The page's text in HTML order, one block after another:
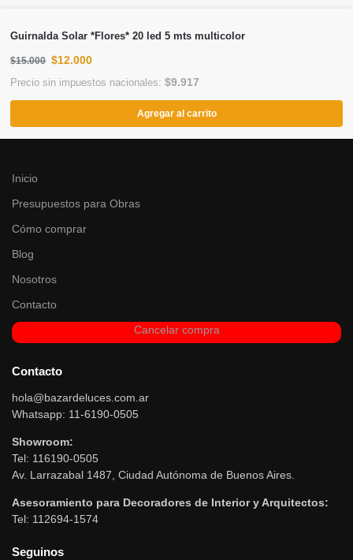
Guirnalda Solar *Flores* 20 led 5 mts multicolor
$15.000 $12.000
Precio sin impuestos nacionales:$9.917
Agregar al carrito
Inicio
Presupuestos para Obras
Cómo comprar
Blog
Nosotros
Contacto
Cancelar compra
Contacto
hola@bazardeluces.com.ar
Whatsapp: 11-6190-0505
Showroom:
Tel: 116190-0505
Av. Larrazabal 1487, Ciudad Autónoma de Buenos Aires.
Asesoramiento para Decoradores de Interior y Arquitectos:
Tel: 112694-1574
Seguinos